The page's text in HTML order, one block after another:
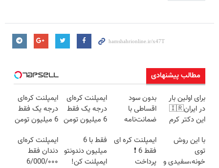
مطالب پیشنهادی
برای اولین بار
در ایران🇮🇷
این دکتر کرم
روزه ساخت!
بدون سود
اقساطی با
ضمانت‌نامه
ایمپلنت کن✅
ایمپلنت کره‌ای
درجه یک فقط
6 میلیون تومن
ایمپلنت کره‌ای
درجه یک فقط
6 میلیون تومن
با این روش
توی
خونه،سفیدی و
ایمپلنت کره ای
فقط 6 ❗
پرداخت
فقط با 6
میلیون دندونتو
ایمپلنت کن!
ایمپلنت کره‌ای
دندان فقط
6/000/۰۰۰